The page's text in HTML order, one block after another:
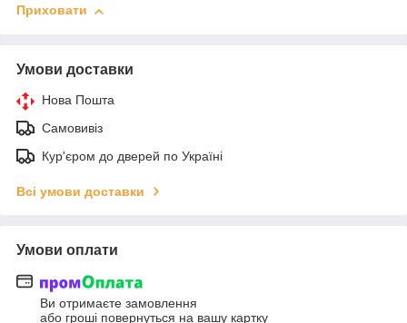
Приховати
Умови доставки
Нова Пошта
Самовивіз
Кур'єром до дверей по Україні
Всі умови доставки
Умови оплати
Ви отримаєте замовлення
або гроші повернуться на вашу картку